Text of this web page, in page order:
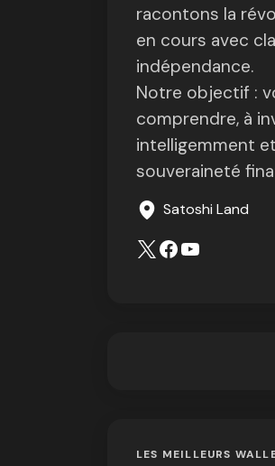
racontons la
en cours avec
indépendance.
Notre objectif :
comprendre, à
intelligemment
souveraineté
Satoshi Land
LES MEILLEURS